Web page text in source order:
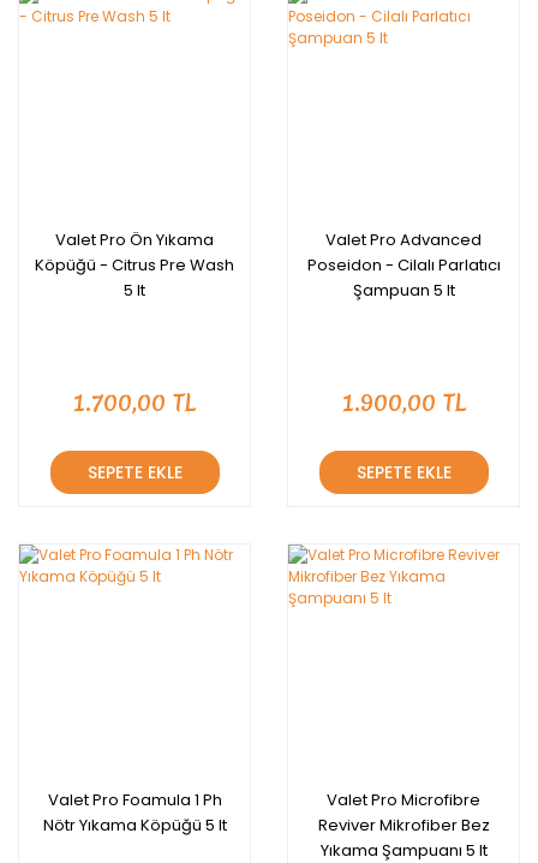
Valet Pro Ön Yıkama
Köpüğü - Citrus Pre Wash
5 lt
1.700,00 TL
SEPETE EKLE
Valet Pro Advanced
Poseidon - Cilalı Parlatıcı
Şampuan 5 lt
1.900,00 TL
SEPETE EKLE
Valet Pro Foamula 1 Ph
Nötr Yıkama Köpüğü 5 lt
Valet Pro Microfibre
Reviver Mikrofiber Bez
Yıkama Şampuanı 5 lt